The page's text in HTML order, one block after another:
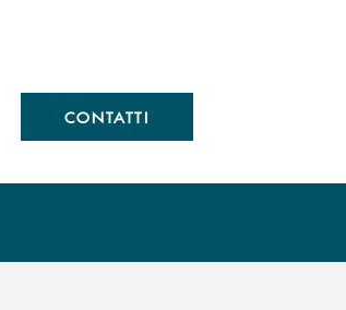
CONTATTI